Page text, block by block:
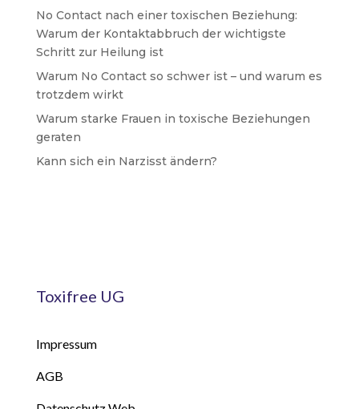
No Contact nach einer toxischen Beziehung:
Warum der Kontaktabbruch der wichtigste
Schritt zur Heilung ist
Warum No Contact so schwer ist – und warum es
trotzdem wirkt
Warum starke Frauen in toxische Beziehungen
geraten
Kann sich ein Narzisst ändern?
Toxifree UG
Impressum
AGB